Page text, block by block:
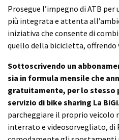
Prosegue l’impegno di ATB
più integrata e attenta
iniziativa che consente di
quello della bicicletta,
Sottoscrivendo un
sia in formula mensile che
gratuitamente, per lo stesso
servizio di bike sharing La BiGi
parcheggiare il proprio veicolo
interrato e videosorvegliato, di